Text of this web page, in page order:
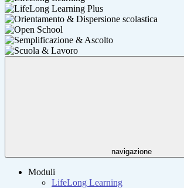
navigazione
Moduli
LifeLong Learning